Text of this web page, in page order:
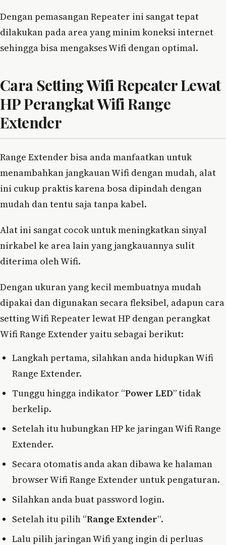
Dengan pemasangan Repeater ini sangat tepat
dilakukan pada area yang minim koneksi internet
sehingga bisa mengakses Wifi dengan optimal.
Cara Setting Wifi Repeater Lewat
HP Perangkat Wifi Range
Extender
Range Extender bisa anda manfaatkan untuk
menambahkan jangkauan Wifi dengan mudah, alat
ini cukup praktis karena bosa dipindah dengan
mudah dan tentu saja tanpa kabel.
Alat ini sangat cocok untuk meningkatkan sinyal
nirkabel ke area lain yang jangkauannya sulit
diterima oleh Wifi.
Dengan ukuran yang kecil membuatnya mudah
dipakai dan digunakan secara fleksibel, adapun cara
setting Wifi Repeater lewat HP dengan perangkat
Wifi Range Extender yaitu sebagai berikut:
Langkah pertama, silahkan anda hidupkan Wifi
Range Extender.
Tunggu hingga indikator “Power LED” tidak
berkelip.
Setelah itu hubungkan HP ke jaringan Wifi Range
Extender.
Secara otomatis anda akan dibawa ke halaman
browser Wifi Range Extender untuk pengaturan.
Silahkan anda buat password login.
Setelah itu pilih “Range Extender“.
Lalu pilih jaringan Wifi yang ingin di perluas